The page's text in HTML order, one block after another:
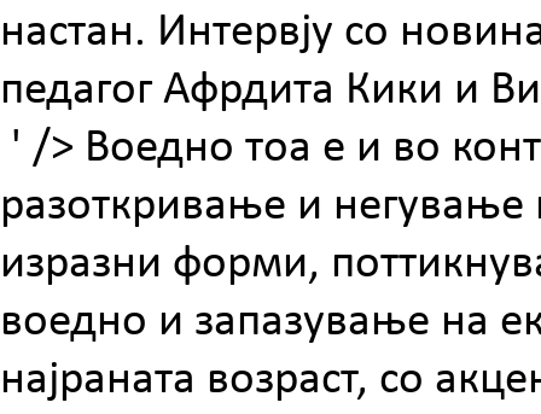
настан. Интервју со
педагог Афрдита Кики и
' /> Воедно тоа е и во
разоткривање и негување
изразни форми,
воедно и запазување на
најраната возраст, со